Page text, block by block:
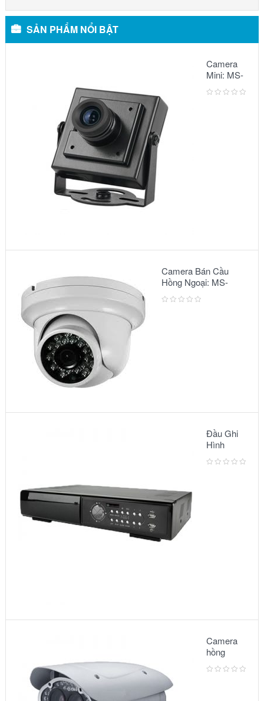
SẢN PHẨM NỔI BẬT
Camera
Mini: MS-
5068
Camera Bán Cầu
Hồng Ngoại: MS-
2303 IR
Đầu Ghi
Hình
Camera:
MODEL
Camera
hồng
ngoại:
Model –